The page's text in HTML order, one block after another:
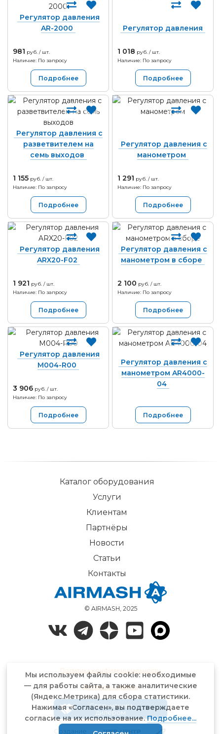
Регулятор давления
AR-2000
981 руб. / шт.
Наличие: По запросу
Подробнее
Регулятор давления
1 018 руб. / шт.
Наличие: По запросу
Подробнее
Регулятор давления с
разветвителем на
семь выходов
1 155 руб. / шт.
Наличие: По запросу
Подробнее
Регулятор давления с
манометром
1 291 руб. / шт.
Наличие: По запросу
Подробнее
Регулятор давления
ARX20-F02
1 921 руб. / шт.
Наличие: По запросу
Подробнее
Регулятор давления с
манометром в сборе
2 100 руб. / шт.
Наличие: По запросу
Подробнее
Регулятор давления
M004-R00
3 906 руб. / шт.
Наличие: По запросу
Подробнее
Регулятор давления с
манометром AR4000-
04
Подробнее
© AIRMASH, 2025
Каталог оборудования
Услуги
Клиентам
Партнёры
Новости
Статьи
Контакты
Политика конфиденциальности
Договор-оферта
Стать нашим
дилером
Мы используем файлы cookie: необходимые
— для работы сайта, а также аналитические
(Яндекс.Метрика) для сбора статистики.
Нажимая «Согласен», вы подтверждаете
согласие на их использование.Подробнее...